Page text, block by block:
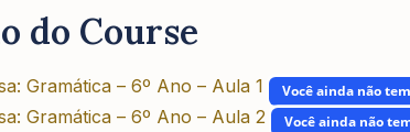
do Course
Gramática – 6º Ano – Aula 1 Você ainda não
Gramática – 6º Ano – Aula 2 Você ainda não